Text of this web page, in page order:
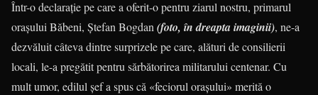
Într-o declarație pe care a oferit-o pentru ziarul nostru, primarul
orașului Băbeni, Ștefan Bogdan (foto, în dreapta imaginii), ne-a
dezvăluit câteva dintre surprizele pe care, alături de consilierii
locali, le-a pregătit pentru sărbătorirea militarului centenar. Cu
mult umor, edilul șef a spus că «feciorul orașului» merită o